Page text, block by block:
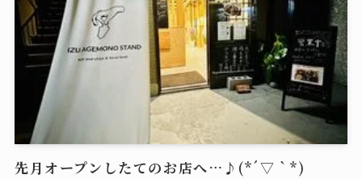
先月オープンしたてのお店へ…♪(*´▽｀*)